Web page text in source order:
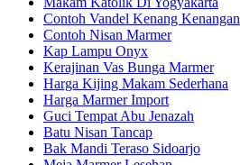
Contoh Vandel Kenang Kenangan
Contoh Nisan Marmer
Kap Lampu Onyx
Kerajinan Vas Bunga Marmer
Harga Kijing Makam Sederhana
Harga Marmer Import
Guci Tempat Abu Jenazah
Batu Nisan Tancap
Bak Mandi Teraso Sidoarjo